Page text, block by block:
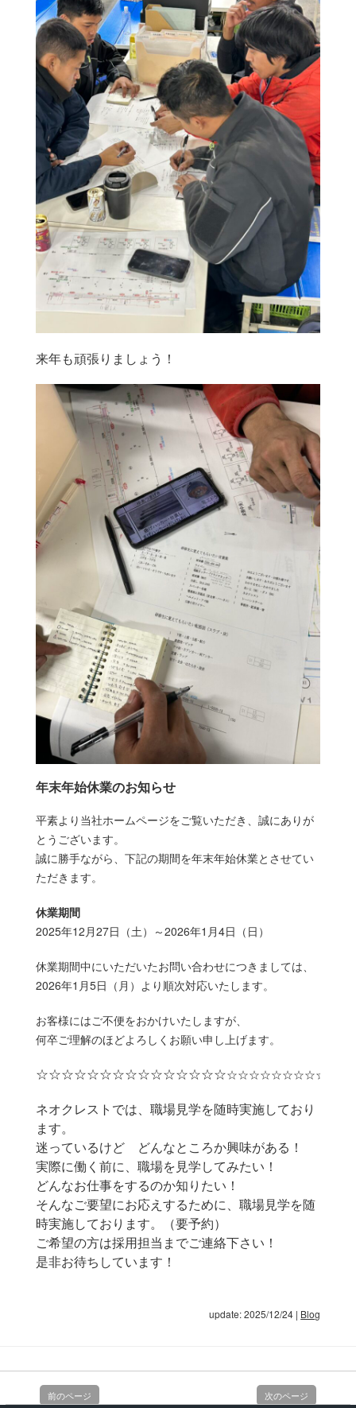
来年も頑張りましょう！
年末年始休業のお知らせ
平素より当社ホームページをご覧いただき、誠にありが
とうございます。
誠に勝手ながら、下記の期間を年末年始休業とさせてい
ただきます。
休業期間
2025年12月27日（土）～2026年1月4日（日）
休業期間中にいただいたお問い合わせにつきましては、
2026年1月5日（月）より順次対応いたします。
お客様にはご不便をおかけいたしますが、
何卒ご理解のほどよろしくお願い申し上げます。
☆☆☆☆☆☆☆☆☆☆☆☆☆☆☆☆☆☆☆☆☆☆☆☆
ネオクレストでは、職場見学を随時実施しており
ます。
迷っているけど どんなところか興味がある！
実際に働く前に、職場を見学してみたい！
どんなお仕事をするのか知りたい！
そんなご要望にお応えするために、職場見学を随
時実施しております。（要予約）
ご希望の方は採用担当までご連絡下さい！
是非お待ちしています！
update: 2025/12/24 | Blog
前のページ 次のページ